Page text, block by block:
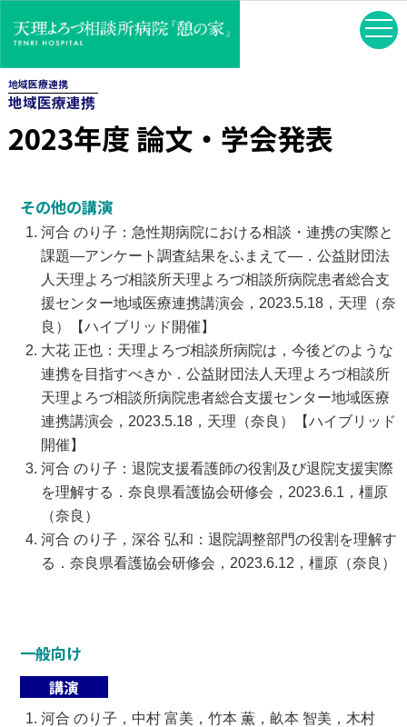
地域医療連携
地域医療連携
2023年度 論文・学会発表
その他の講演
河合 のり子：急性期病院における相談・連携の実際と
課題―アンケート調査結果をふまえて―．公益財団法
人天理よろづ相談所天理よろづ相談所病院患者総合支
援センター地域医療連携講演会，2023.5.18，天理（奈
良）【ハイブリッド開催】
大花 正也：天理よろづ相談所病院は，今後どのような
連携を目指すべきか．公益財団法人天理よろづ相談所
天理よろづ相談所病院患者総合支援センター地域医療
連携講演会，2023.5.18，天理（奈良）【ハイブリッド
開催】
河合 のり子：退院支援看護師の役割及び退院支援実際
を理解する．奈良県看護協会研修会，2023.6.1，橿原
（奈良）
河合 のり子，深谷 弘和：退院調整部門の役割を理解す
る．奈良県看護協会研修会，2023.6.12，橿原（奈良）
一般向け
講演
河合 のり子，中村 富美，竹本 薫，畝本 智美，木村